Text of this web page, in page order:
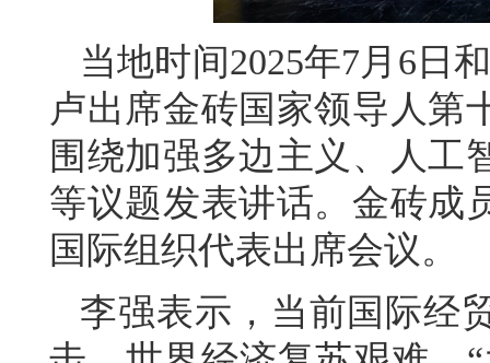
当地时间2025年7月6日
卢出席金砖国家领导人第
围绕加强多边主义、人工
等议题发表讲话。金砖成
国际组织代表出席会议。
李强表示，当前国际经